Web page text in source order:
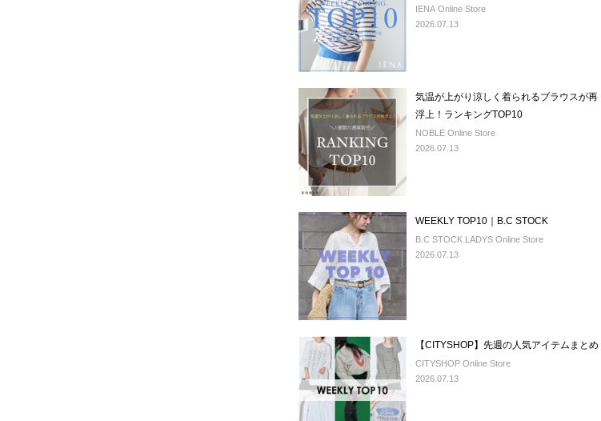
IENA Online Store
2026.07.13
気温が上がり涼しく着られるブラウスが再
浮上！ランキングTOP10
NOBLE Online Store
2026.07.13
WEEKLY TOP10｜B.C STOCK
B.C STOCK LADYS Online Store
2026.07.13
【CITYSHOP】先週の人気アイテムまとめ
CITYSHOP Online Store
2026.07.13